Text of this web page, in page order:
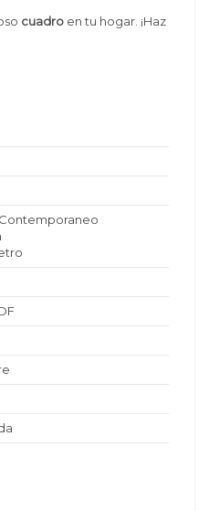
cuadro en tu hogar. ¡Haz